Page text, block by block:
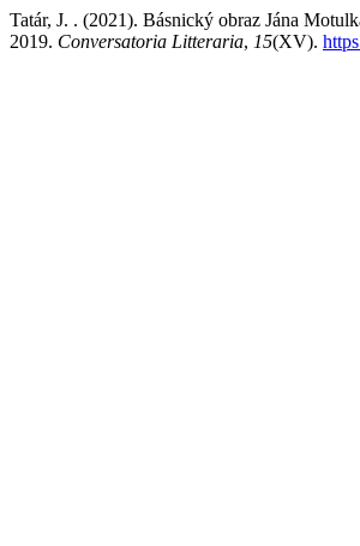
Tatár, J. . (2021). Básnický obraz Jána
2019. Conversatoria Litteraria, 15(XV).